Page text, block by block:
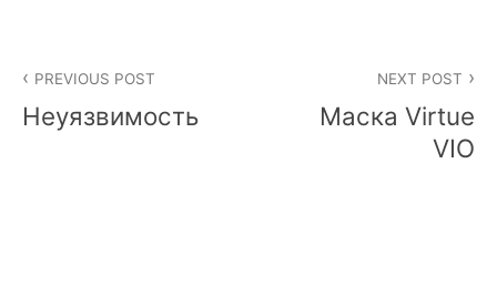
navigation
PREVIOUS POST
Неуязвимость
NEXT POST
Маска Virtue
VIO